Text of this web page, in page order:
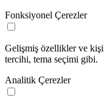
Fonksiyonel Çerezler
Gelişmiş özellikler ve
tercihi, tema seçimi gibi.
Analitik Çerezler